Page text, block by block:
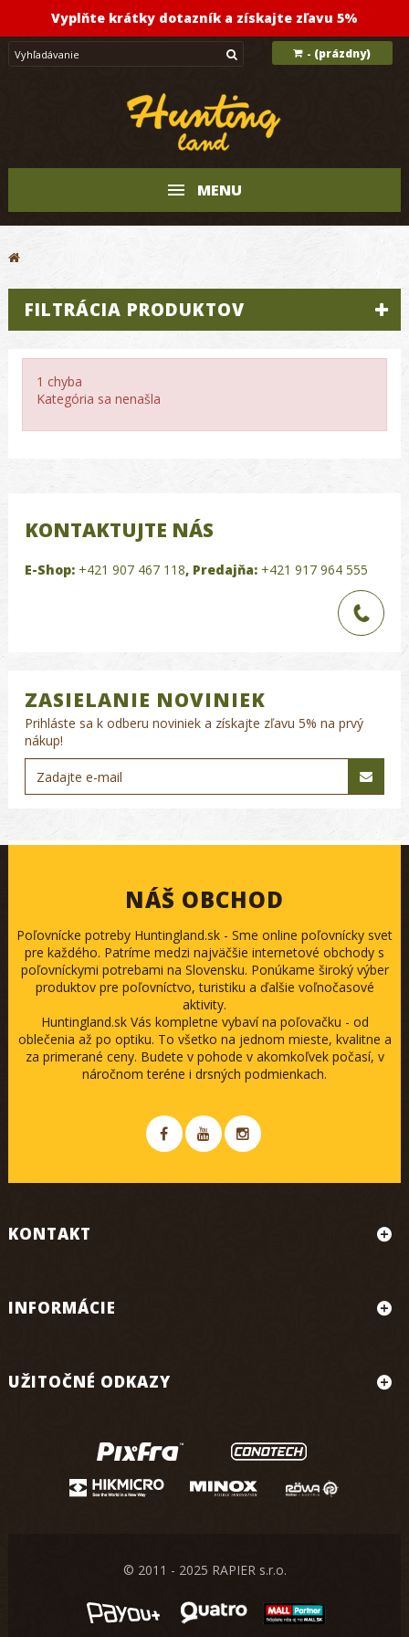
Vyplňte krátky dotazník a získajte zľavu 5%
- (prázdny)
MENU
FILTRÁCIA PRODUKTOV
1 chyba
Kategória sa nenašla
KONTAKTUJTE NÁS
E-Shop: +421 907 467 118, Predajňa: +421 917 964 555
ZASIELANIE NOVINIEK
Prihláste sa k odberu noviniek a získajte zľavu 5% na prvý
nákup!
NÁŠ OBCHOD
Poľovnícke potreby Huntingland.sk - Sme online poľovnícky svet
pre každého. Patríme medzi najväčšie internetové obchody s
poľovníckymi potrebami na Slovensku. Ponúkame široký výber
produktov pre poľovníctvo, turistiku a ďalšie voľnočasové
aktivity.
Huntingland.sk Vás kompletne vybaví na poľovačku - od
oblečenia až po optiku. To všetko na jednom mieste, kvalitne a
za primerané ceny. Budete v pohode v akomkoľvek počasí, v
náročnom teréne i drsných podmienkach.
KONTAKT
INFORMÁCIE
UŽITOČNÉ ODKAZY
© 2011 - 2025 RAPIER s.r.o.